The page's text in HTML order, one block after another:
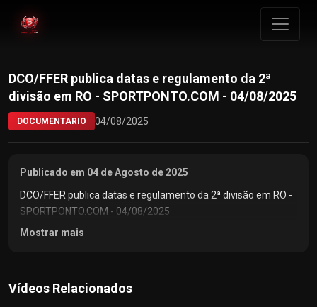
DCO/FFER publica datas e regulamento da 2ª
divisão em RO - SPORTPONTO.COM - 04/08/2025
DOCUMENTARIO 04/08/2025
Publicado em 04 de Agosto de 2025
DCO/FFER publica datas e regulamento da 2ª divisão em RO -
SPORTPONTO.COM - 04/08/2025
Mostrar mais
Vídeos Relacionados